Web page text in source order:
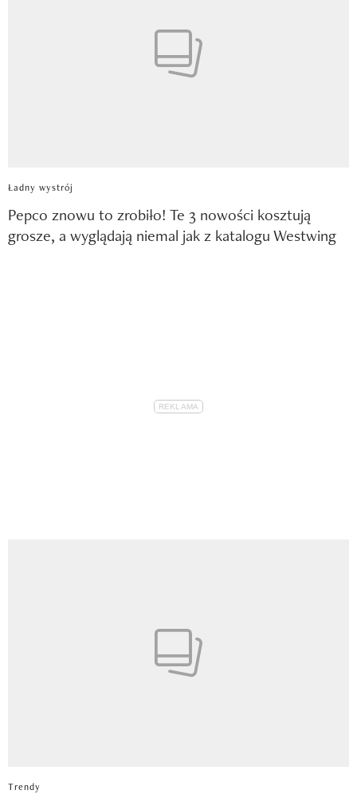
Ładny wystrój
Pepco znowu to zrobiło! Te 3 nowości kosztują
grosze, a wyglądają niemal jak z katalogu Westwing
Trendy